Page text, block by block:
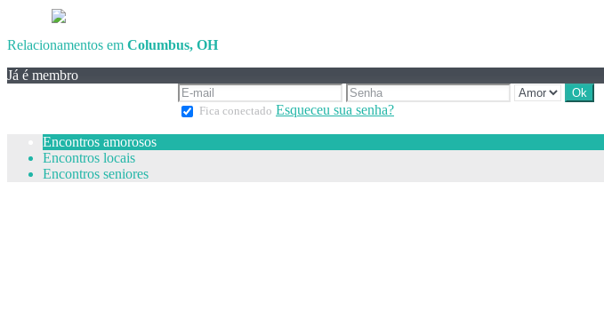
Relacionamentos em Columbus, OH
Já é membro
Fica conectado Esqueceu sua senha?
Encontros amorosos
Encontros locais
Encontros seniores